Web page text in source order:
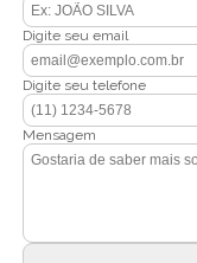
Digite seu email
Digite seu telefone
Mensagem